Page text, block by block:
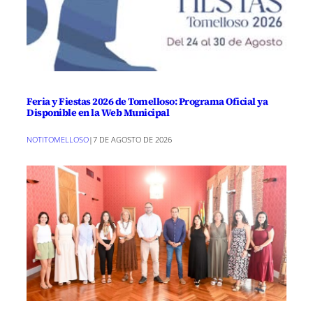
Feria y Fiestas 2026 de Tomelloso: Programa Oficial ya
Disponible en la Web Municipal
NOTITOMELLOSO|7 DE AGOSTO DE 2026